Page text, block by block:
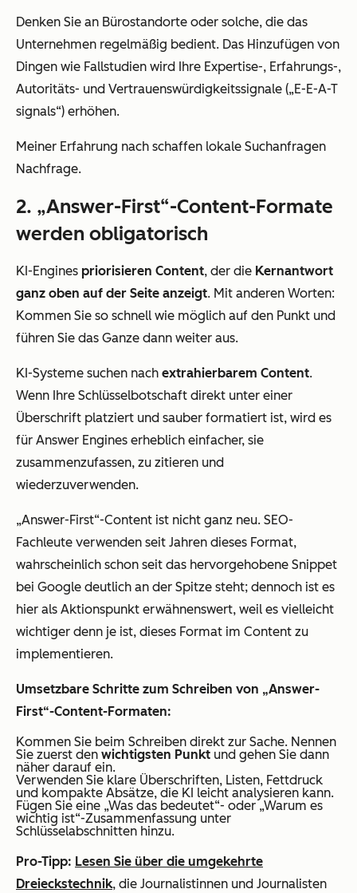
Denken Sie an Bürostandorte oder solche, die das
Unternehmen regelmäßig bedient. Das Hinzufügen von
Dingen wie Fallstudien wird Ihre Expertise-, Erfahrungs-,
Autoritäts- und Vertrauenswürdigkeitssignale („E-E-A-T
signals“) erhöhen.
Meiner Erfahrung nach schaffen lokale Suchanfragen
Nachfrage.
2. „Answer-First“-Content-Formate
werden obligatorisch
KI-Engines priorisieren Content, der die Kernantwort
ganz oben auf der Seite anzeigt. Mit anderen Worten:
Kommen Sie so schnell wie möglich auf den Punkt und
führen Sie das Ganze dann weiter aus.
KI-Systeme suchen nach extrahierbarem Content.
Wenn Ihre Schlüsselbotschaft direkt unter einer
Überschrift platziert und sauber formatiert ist, wird es
für Answer Engines erheblich einfacher, sie
zusammenzufassen, zu zitieren und
wiederzuverwenden.
„Answer-First“-Content ist nicht ganz neu. SEO-
Fachleute verwenden seit Jahren dieses Format,
wahrscheinlich schon seit das hervorgehobene Snippet
bei Google deutlich an der Spitze steht; dennoch ist es
hier als Aktionspunkt erwähnenswert, weil es vielleicht
wichtiger denn je ist, dieses Format im Content zu
implementieren.
Umsetzbare Schritte zum Schreiben von „Answer-
First“-Content-Formaten:
Kommen Sie beim Schreiben direkt zur Sache. Nennen
Sie zuerst den wichtigsten Punkt und gehen Sie dann
näher darauf ein.
Verwenden Sie klare Überschriften, Listen, Fettdruck
und kompakte Absätze, die KI leicht analysieren kann.
Fügen Sie eine „Was das bedeutet“- oder „Warum es
wichtig ist“-Zusammenfassung unter
Schlüsselabschnitten hinzu.
Pro-Tipp: Lesen Sie über die umgekehrte
Dreieckstechnik, die Journalistinnen und Journalisten